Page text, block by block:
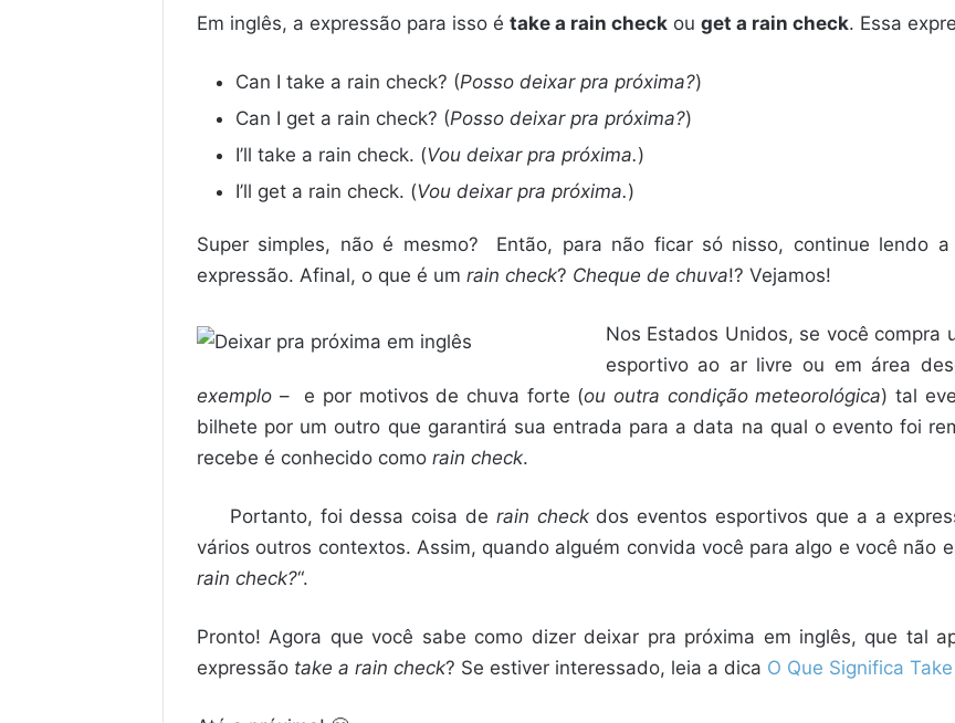
Em inglês, a expressão para isso é take a rain check ou get a rain check. Essa
Can I take a rain check? (Posso deixar pra próxima?)
Can I get a rain check? (Posso deixar pra próxima?)
I’ll take a rain check. (Vou deixar pra próxima.)
I’ll get a rain check. (Vou deixar pra próxima.)
Super simples, não é mesmo? Então, para não ficar só nisso, continue lendo
expressão. Afinal, o que é um rain check? Cheque de chuva!? Vejamos!
Nos Estados Unidos, se você compra
esportivo ao ar livre ou em área
exemplo – e por motivos de chuva forte (ou outra condição meteorológica) tal
bilhete por um outro que garantirá sua entrada para a data na qual o evento foi
recebe é conhecido como rain check.
Portanto, foi dessa coisa de rain checkdos eventos esportivos que a a
vários outros contextos. Assim, quando alguém convida você para algo e você não
rain check?“.
Pronto! Agora que você sabe como dizer deixar pra próxima em inglês, que tal
expressão take a rain check? Se estiver interessado, leia a dica O Que Significa